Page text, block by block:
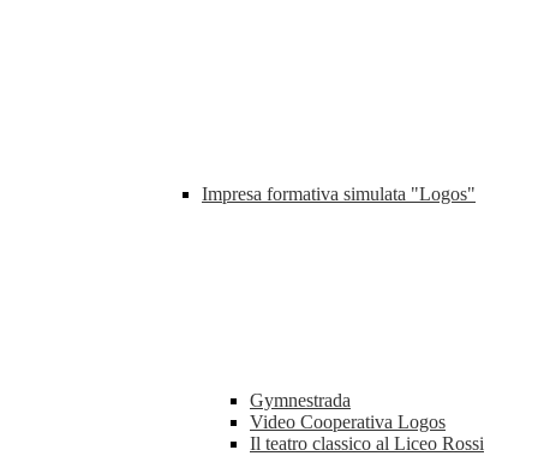
Impresa formativa simulata "Logos"
Gymnestrada
Video Cooperativa Logos
Il teatro classico al Liceo Rossi